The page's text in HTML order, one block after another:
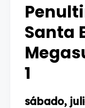
Santa
1
sábado,